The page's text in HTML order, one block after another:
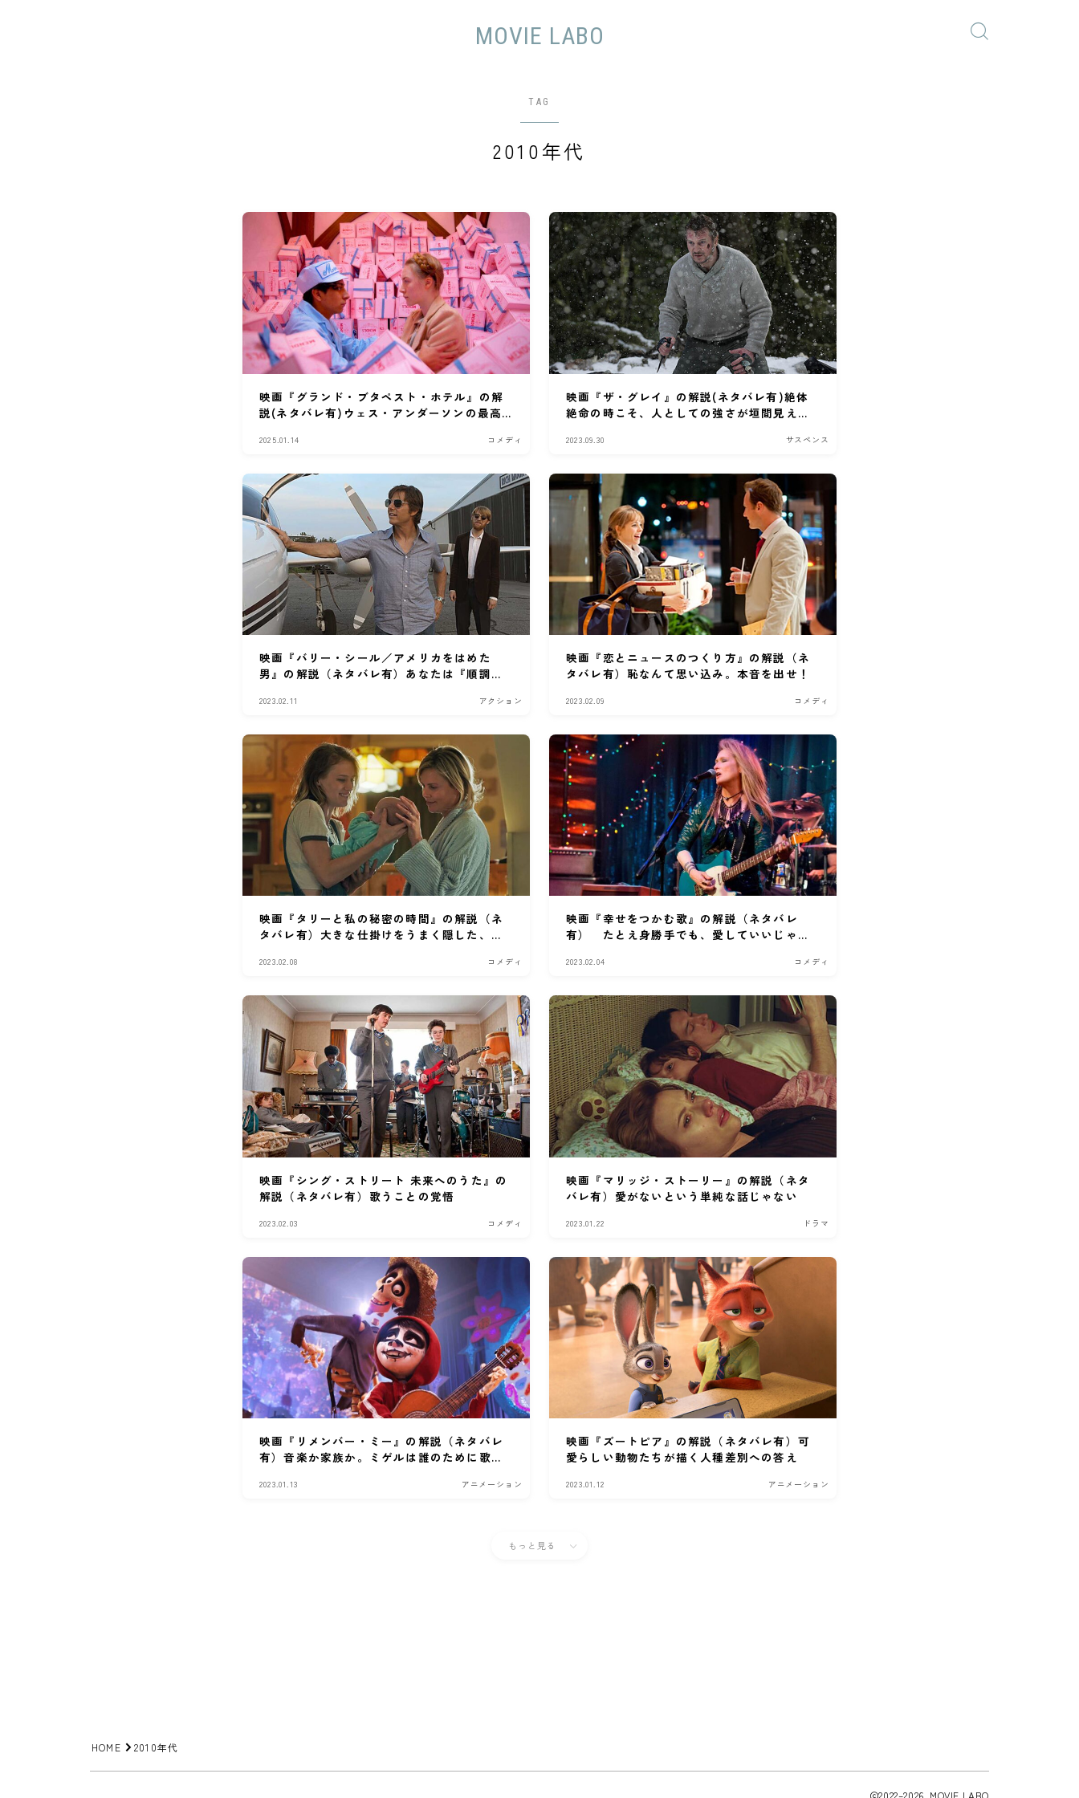
MOVIE LABO
TAG
2010年代
映画『グランド・ブタペスト・ホテル』の解
説(ネタバレ有)ウェス・アンダーソンの最高
2025.01.14 コメディ
映画『ザ・グレイ』の解説(ネタバレ有)絶体
絶命の時こそ、人としての強さが垣間見え
2023.09.30 サスペンス
映画『バリー・シール／アメリカをはめた
男』の解説（ネタバレ有）あなたは『順調
2023.02.11 アクション
映画『恋とニュースのつくり方』の解説（ネ
タバレ有）恥なんて思い込み。本音を出せ！
2023.02.09 コメディ
映画『タリーと私の秘密の時間』の解説（ネ
タバレ有）大きな仕掛けをうまく隠した、細
2023.02.08 コメディ
映画『幸せをつかむ歌』の解説（ネタバレ
有） たとえ身勝手でも、愛していいじゃな
2023.02.04 コメディ
映画『シング・ストリート 未来へのうた』の
解説（ネタバレ有）歌うことの覚悟
2023.02.03 コメディ
映画『マリッジ・ストーリー』の解説（ネタ
バレ有）愛がないという単純な話じゃない
2023.01.22 ドラマ
映画『リメンバー・ミー』の解説（ネタバレ
有）音楽か家族か。ミゲルは誰のために歌
2023.01.13 アニメーション
映画『ズートピア』の解説（ネタバレ有）可
愛らしい動物たちが描く人種差別への答え
2023.01.12 アニメーション
もっと見る
HOME 2010年代
2022–2026 MOVIE LABO